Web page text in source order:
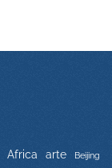
Africa arte Beijing